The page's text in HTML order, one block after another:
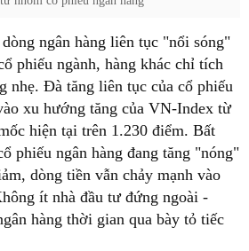
ngân hàng liên tục "nổi sóng"
phiếu ngành, hàng khác chỉ tích
nhẹ. Đà tăng liên tục của cổ phiếu
xu hướng tăng của VN-Index từ
hiện tại trên 1.230 điểm. Bất
phiếu ngân hàng đang tăng "nóng"
dòng tiền vẫn chảy mạnh vào
ít nhà đầu tư đứng ngoài -
hàng thời gian qua bày tỏ tiếc